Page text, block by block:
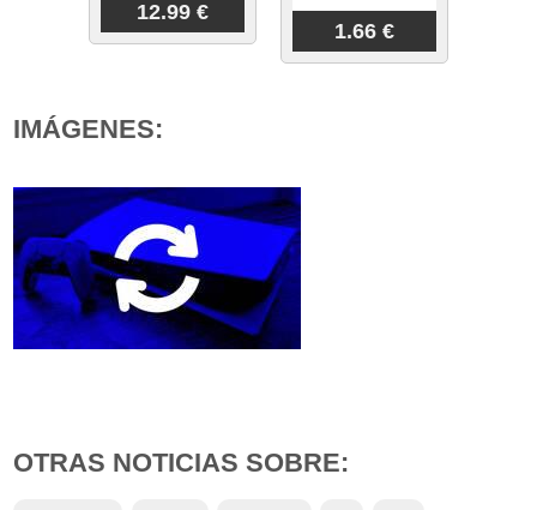
12.99 €
1.66 €
IMÁGENES:
OTRAS NOTICIAS SOBRE: